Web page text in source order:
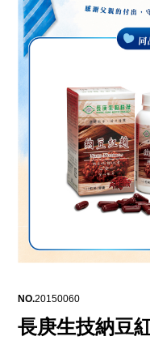
NO.20150060
長庚生技納豆